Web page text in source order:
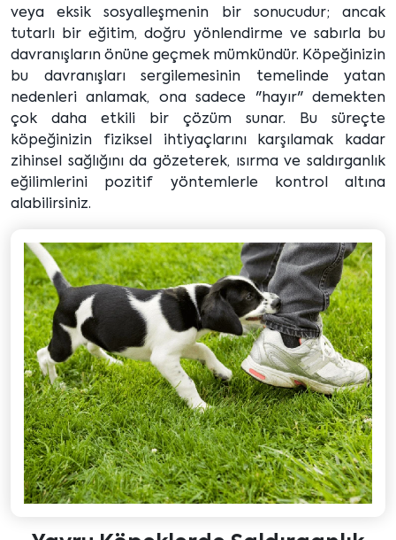
veya eksik sosyalleşmenin bir sonucudur; ancak
tutarlı bir eğitim, doğru yönlendirme ve sabırla bu
davranışların önüne geçmek mümkündür. Köpeğinizin
bu davranışları sergilemesinin temelinde yatan
nedenleri anlamak, ona sadece "hayır" demekten
çok daha etkili bir çözüm sunar. Bu süreçte
köpeğinizin fiziksel ihtiyaçlarını karşılamak kadar
zihinsel sağlığını da gözeterek, ısırma ve saldırganlık
eğilimlerini pozitif yöntemlerle kontrol altına
alabilirsiniz.